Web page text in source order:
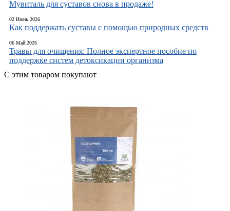
Мувиталь для суставов снова в продаже!
02 Июнь 2026
Как поддержать суставы с помощью природных средств
06 Май 2026
Травы для очищения: Полное экспертное пособие по
поддержке систем детоксикации организма
С этим товаром покупают